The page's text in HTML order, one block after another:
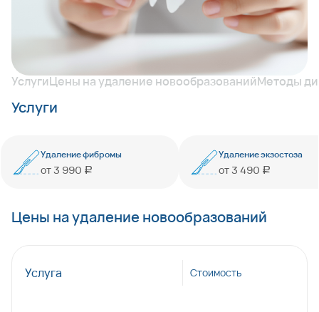
УслугиЦены на удаление новообразованийМетоды
Услуги
Удаление фибромы
от3 990 руб
Удаление экзостоза
от3 490 руб
Цены на удаление новообразований
Услуга Стоимость